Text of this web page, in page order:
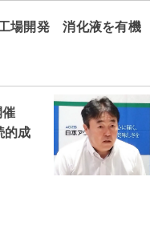
場開発 消化液を有機
催
的成